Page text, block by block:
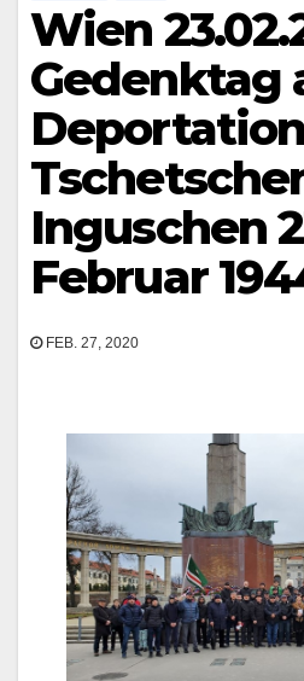
Wien
Gedenktag
Inguschen
Februar
FEB. 27, 2020